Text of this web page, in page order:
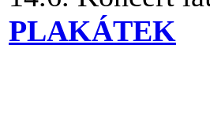
PLAKÁTEK